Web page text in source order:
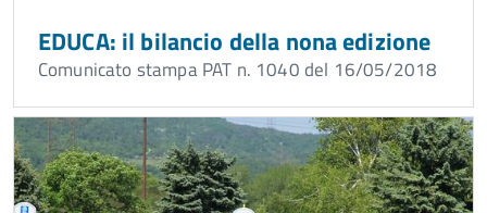
EDUCA: il bilancio della nona edizione
Comunicato stampa PAT n. 1040 del 16/05/2018